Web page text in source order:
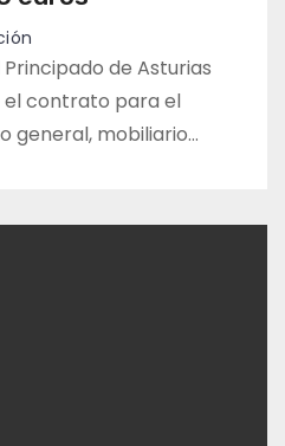
Principado de Asturias
el contrato para el
general, mobiliario…